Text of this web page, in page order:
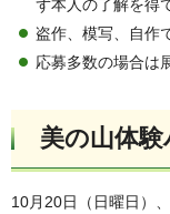
ず本人の了解を得
盗作、模写、自作
応募多数の場合は
美の山体
10月20日（日曜日）